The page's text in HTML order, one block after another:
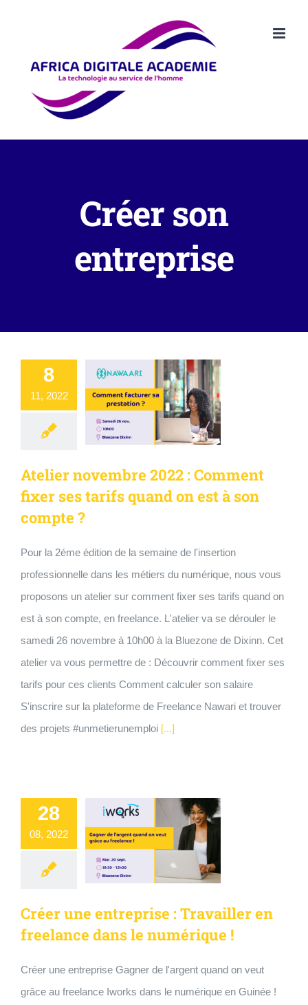
Créer son
entreprise
8
11, 2022
Atelier novembre 2022 : Comment
fixer ses tarifs quand on est à son
compte ?
Pour la 2éme édition de la semaine de l'insertion
professionnelle dans les métiers du numérique, nous vous
proposons un atelier sur comment fixer ses tarifs quand on
est à son compte, en freelance. L'atelier va se dérouler le
samedi 26 novembre à 10h00 à la Bluezone de Dixinn. Cet
atelier va vous permettre de : Découvrir comment fixer ses
tarifs pour ces clients Comment calculer son salaire
S'inscrire sur la plateforme de Freelance Nawari et trouver
des projets #unmetierunemploi [...]
28
08, 2022
Créer une entreprise : Travailler en
freelance dans le numérique !
Créer une entreprise Gagner de l'argent quand on veut
grâce au freelance Iworks dans le numérique en Guinée !